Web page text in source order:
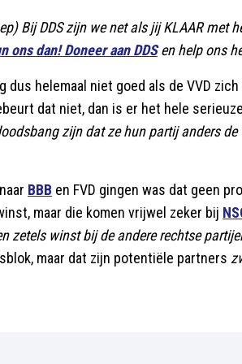
Bij DDS zijn we net als jij KLAAR met
ons dan! Doneer aan DDSen help ons
helemaal niet goed als de VVD
dat niet, dan is er het hele
zijn dat ze hun partij anders
BBB en FVD gingen was dat geen
maar die komen vrijwel zeker bij
zetels winst bij de andere rechtse
maar dat zijn potentiële partners